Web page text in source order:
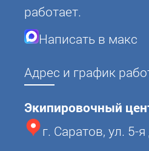
работает.
Написать в макс
Адрес и график
Экипировочный
г. Саратов, ул. 5-